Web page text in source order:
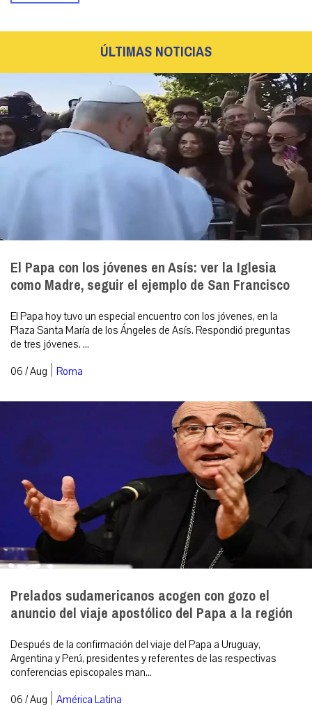
ÚLTIMAS NOTICIAS
El Papa con los jóvenes en Asís: ver la Iglesia
como Madre, seguir el ejemplo de San Francisco
El Papa hoy tuvo un especial encuentro con los jóvenes, en la
Plaza Santa María de los Ángeles de Asís. Respondió preguntas
de tres jóvenes. ...
06 / Aug | Roma
Prelados sudamericanos acogen con gozo el
anuncio del viaje apostólico del Papa a la región
Después de la confirmación del viaje del Papa a Uruguay,
Argentina y Perú, presidentes y referentes de las respectivas
conferencias episcopales man...
06 / Aug | América Latina